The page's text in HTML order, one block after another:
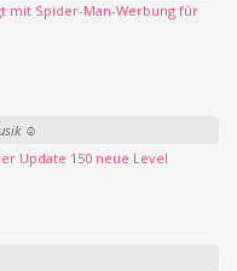
mit Spider-Man-Werbung für
☺️
Update 150 neue Level